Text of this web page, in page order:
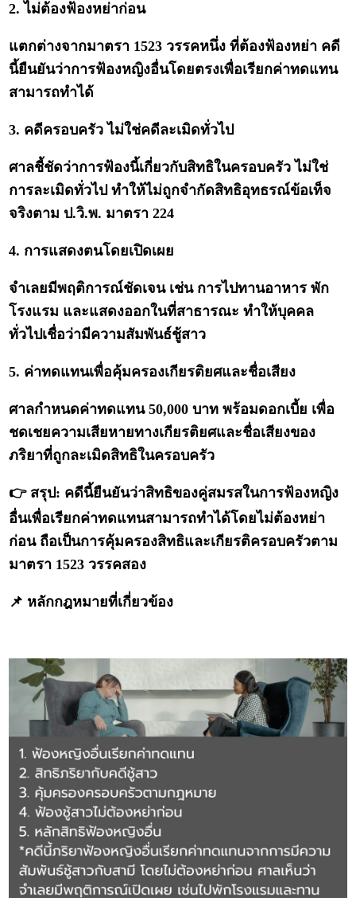
2. ไม่ต้องฟ้องหย่าก่อน
แตกต่างจากมาตรา 1523 วรรคหนึ่ง ที่ต้องฟ้องหย่า คดี
นี้ยืนยันว่าการฟ้องหญิงอื่นโดยตรงเพื่อเรียกค่าทดแทน
สามารถทำได้
3. คดีครอบครัว ไม่ใช่คดีละเมิดทั่วไป
ศาลชี้ชัดว่าการฟ้องนี้เกี่ยวกับสิทธิในครอบครัว ไม่ใช่
การละเมิดทั่วไป ทำให้ไม่ถูกจำกัดสิทธิอุทธรณ์ข้อเท็จ
จริงตาม ป.วิ.พ. มาตรา 224
4. การแสดงตนโดยเปิดเผย
จำเลยมีพฤติการณ์ชัดเจน เช่น การไปทานอาหาร พัก
โรงแรม และแสดงออกในที่สาธารณะ ทำให้บุคคล
ทั่วไปเชื่อว่ามีความสัมพันธ์ชู้สาว
5. ค่าทดแทนเพื่อคุ้มครองเกียรติยศและชื่อเสียง
ศาลกำหนดค่าทดแทน 50,000 บาท พร้อมดอกเบี้ย เพื่อ
ชดเชยความเสียหายทางเกียรติยศและชื่อเสียงของ
ภริยาที่ถูกละเมิดสิทธิในครอบครัว
👉 สรุป: คดีนี้ยืนยันว่าสิทธิของคู่สมรสในการฟ้องหญิง
อื่นเพื่อเรียกค่าทดแทนสามารถทำได้โดยไม่ต้องหย่า
ก่อน ถือเป็นการคุ้มครองสิทธิและเกียรติครอบครัวตาม
มาตรา 1523 วรรคสอง
📌 หลักกฎหมายที่เกี่ยวข้อง